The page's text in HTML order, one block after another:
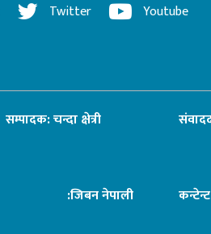
Twitter Youtube
सम्पादक: चन्दा क्षेत्री
:जिबन नेपाली